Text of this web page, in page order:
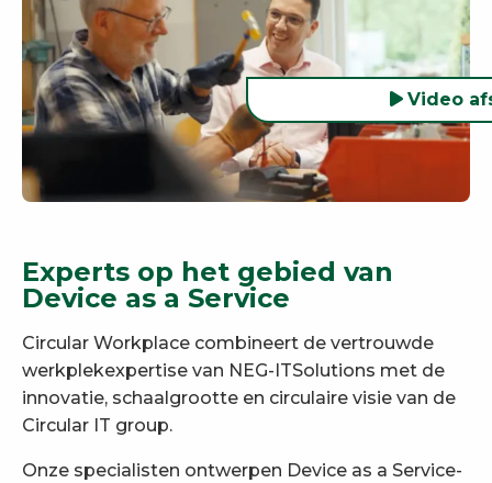
Experts op het gebied van
Device as a Service
Circular Workplace combineert de vertrouwde
werkplekexpertise van NEG-ITSolutions met de
innovatie, schaalgrootte en circulaire visie van de
Circular IT group.
Onze specialisten ontwerpen Device as a Service-
Video